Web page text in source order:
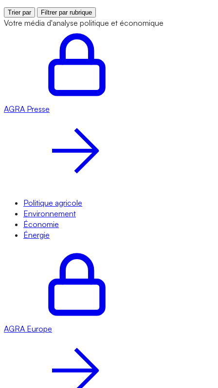
Trier par Filtrer par rubrique
Votre média d'analyse politique et économique
AGRA Presse
Politique agricole
Environnement
Économie
Énergie
AGRA Europe